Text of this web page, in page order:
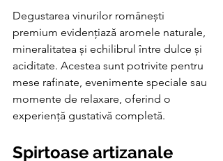
Degustarea vinurilor românești
premium evidențiază aromele naturale,
mineralitatea și echilibrul între dulce și
aciditate. Acestea sunt potrivite pentru
mese rafinate, evenimente speciale sau
momente de relaxare, oferind o
experiență gustativă completă.
Spirtoase artizanale